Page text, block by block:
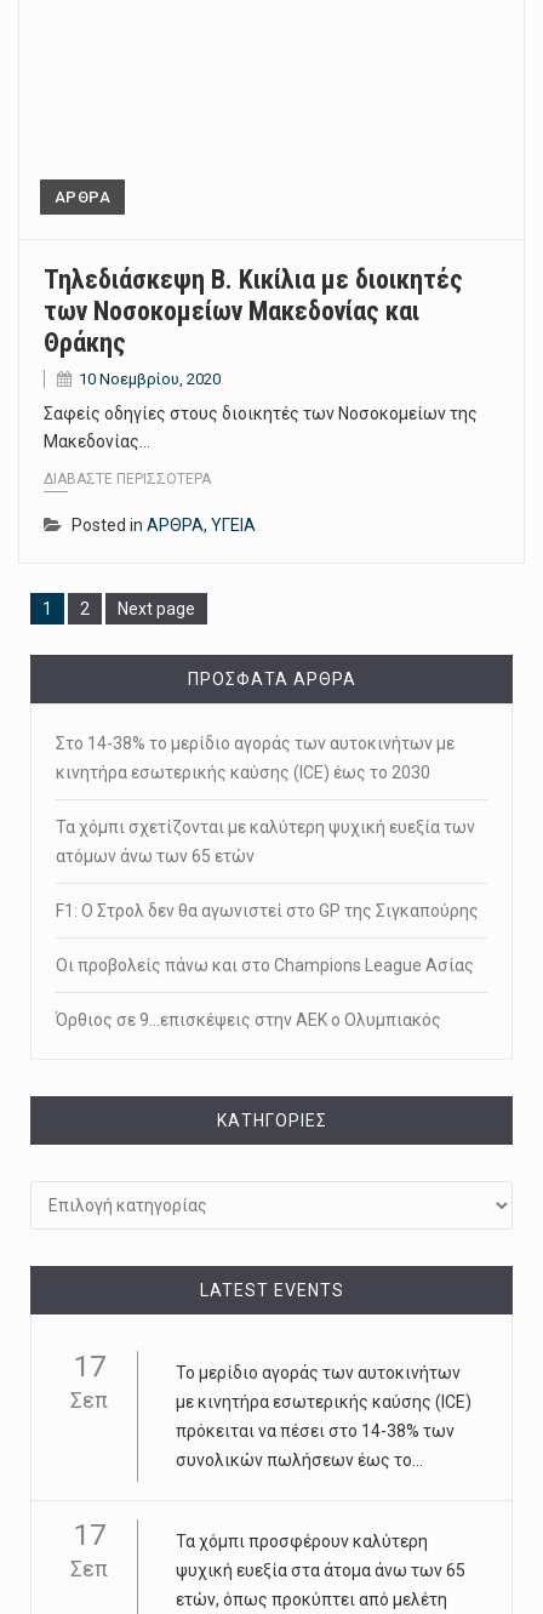
ΑΡΘΡΑ
Τηλεδιάσκεψη Β. Κικίλια με διοικητές
των Νοσοκομείων Μακεδονίας και
Θράκης
10 Νοεμβρίου, 2020
Σαφείς οδηγίες στους διοικητές των Νοσοκομείων της
Μακεδονίας…
ΔΙΑΒΆΣΤΕ ΠΕΡΙΣΣΌΤΕΡΑ
Posted in ΑΡΘΡΑ, ΥΓΕΙΑ
Page
1 Page
2 Next page
ΠΡΌΣΦΑΤΑ ΆΡΘΡΑ
Στο 14-38% το μερίδιο αγοράς των αυτοκινήτων με
κινητήρα εσωτερικής καύσης (ICE) έως το 2030
Τα χόμπι σχετίζονται με καλύτερη ψυχική ευεξία των
ατόμων άνω των 65 ετών
F1: Ο Στρολ δεν θα αγωνιστεί στο GP της Σιγκαπούρης
Οι προβολείς πάνω και στο Champions League Ασίας
Όρθιος σε 9…επισκέψεις στην ΑΕΚ ο Ολυμπιακός
KΑΤΗΓΟΡΊΕΣ
LATEST EVENTS
17
Σεπ
Το μερίδιο αγοράς των αυτοκινήτων
με κινητήρα εσωτερικής καύσης (ICE)
πρόκειται να πέσει στο 14-38% των
συνολικών πωλήσεων έως το...
17
Σεπ
Τα χόμπι προσφέρουν καλύτερη
ψυχική ευεξία στα άτομα άνω των 65
ετών, όπως προκύπτει από μελέτη